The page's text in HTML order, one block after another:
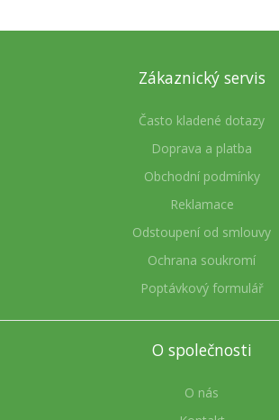
Zákaznický servis
Často kladené dotazy
Doprava a platba
Obchodní podmínky
Reklamace
Odstoupení od smlouvy
Ochrana soukromí
Poptávkový formulář
O společnosti
O nás